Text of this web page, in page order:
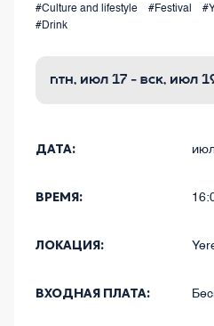
#Culture and lifestyle #Festival
#Drink
птн, июл 17 - вск, июл
ДАТА:
ВРЕМЯ:
ЛОКАЦИЯ:
ВХОДНАЯ ПЛАТА: